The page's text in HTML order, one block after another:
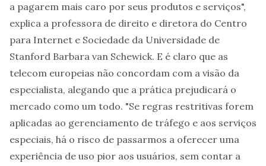
a pagarem mais caro por seus produtos e serviços",
explica a professora de direito e diretora do Centro
para Internet e Sociedade da Universidade de
Stanford Barbara van Schewick. E é claro que as
telecom europeias não concordam com a visão da
especialista, alegando que a prática prejudicará o
mercado como um todo. "Se regras restritivas forem
aplicadas ao gerenciamento de tráfego e aos serviços
especiais, há o risco de passarmos a oferecer uma
experiência de uso pior aos usuários, sem contar a